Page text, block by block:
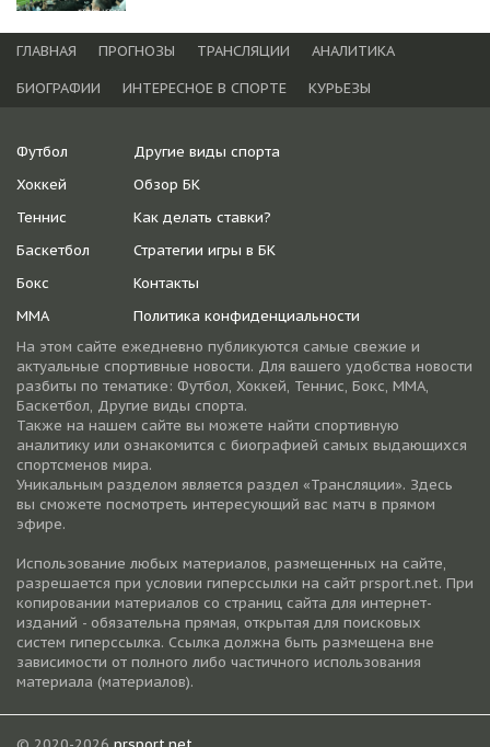
ГЛАВНАЯ ПРОГНОЗЫ ТРАНСЛЯЦИИ
АНАЛИТИКА
БИОГРАФИИ
ИНТЕРЕСНОЕ В СПОРТЕ КУРЬЕЗЫ
Футбол
Хоккей
Теннис
Баскетбол
Бокс
ММА
Другие виды спорта
Обзор БК
Как делать ставки?
Стратегии игры в БК
Контакты
Политика конфиденциальности
На этом сайте ежедневно публикуются самые свежие и
актуальные спортивные новости. Для вашего удобства новости
разбиты по тематике: Футбол, Хоккей, Теннис, Бокс, ММА,
Баскетбол, Другие виды спорта.
Также на нашем сайте вы можете найти спортивную
аналитику или ознакомится с биографией самых выдающихся
спортсменов мира.
Уникальным разделом является раздел «Трансляции». Здесь
вы сможете посмотреть интересующий вас матч в прямом
эфире.
Использование любых материалов, размещенных на сайте,
разрешается при условии гиперссылки на cайт prsport.net. При
копировании материалов со страниц сайта для интернет-
изданий - обязательна прямая, открытая для поисковых
систем гиперссылка. Ссылка должна быть размещена вне
зависимости от полного либо частичного использования
материала (материалов).